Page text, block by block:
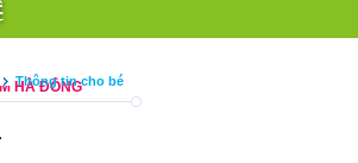
HÀ ĐÔNG
Thông tin cho bé